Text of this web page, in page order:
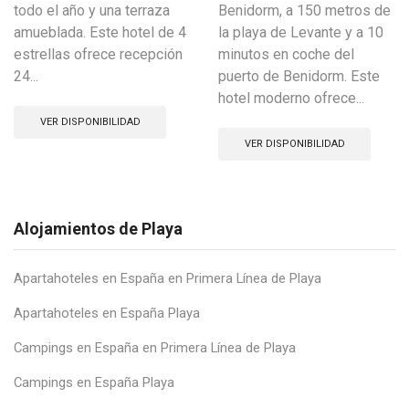
todo el año y una terraza
amueblada. Este hotel de 4
estrellas ofrece recepción
24...
VER DISPONIBILIDAD
Benidorm, a 150 metros de
la playa de Levante y a 10
minutos en coche del
puerto de Benidorm. Este
hotel moderno ofrece...
VER DISPONIBILIDAD
Alojamientos de Playa
Apartahoteles en España en Primera Línea de Playa
Apartahoteles en España Playa
Campings en España en Primera Línea de Playa
Campings en España Playa